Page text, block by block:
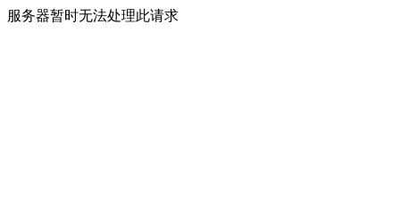
服务器暂时无法处理此请求